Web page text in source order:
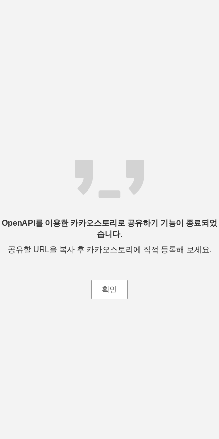
OpenAPI를 이용한 카카오스토리로 공유하기 기능이 종료되었
습니다.
공유할 URL을 복사 후 카카오스토리에 직접 등록해 보세요.
확인